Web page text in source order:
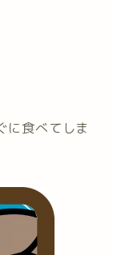
に食べてしま